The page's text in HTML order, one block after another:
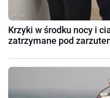
Krzyki w środku nocy i
zatrzymane pod